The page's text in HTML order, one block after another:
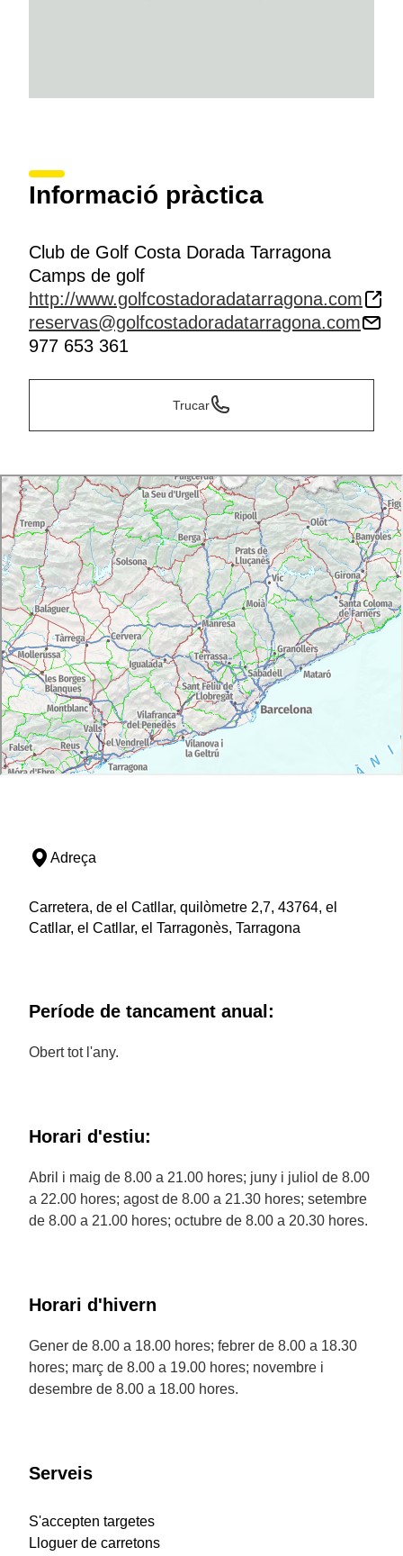
Informació pràctica
Club de Golf Costa Dorada Tarragona
Camps de golf
http://www.golfcostadoradatarragona.com
reservas@golfcostadoradatarragona.com
977 653 361
Trucar
Adreça
Carretera, de el Catllar, quilòmetre 2,7, 43764, el
Catllar, el Catllar, el Tarragonès, Tarragona
Període de tancament anual:
Obert tot l'any.
Horari d'estiu:
Abril i maig de 8.00 a 21.00 hores; juny i juliol de 8.00
a 22.00 hores; agost de 8.00 a 21.30 hores; setembre
de 8.00 a 21.00 hores; octubre de 8.00 a 20.30 hores.
Horari d'hivern
Gener de 8.00 a 18.00 hores; febrer de 8.00 a 18.30
hores; març de 8.00 a 19.00 hores; novembre i
desembre de 8.00 a 18.00 hores.
Serveis
S'accepten targetes
Lloguer de carretons